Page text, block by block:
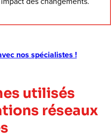
nos spécialistes !
utilisés
réseaux